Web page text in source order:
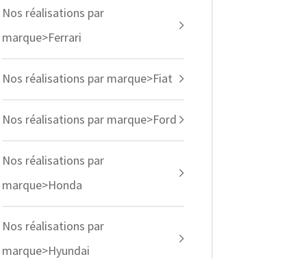
Nos réalisations par
marque>Ferrari
Nos réalisations par marque>Fiat
Nos réalisations par marque>Ford
Nos réalisations par
marque>Honda
Nos réalisations par
marque>Hyundai